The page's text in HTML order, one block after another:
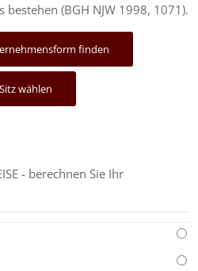
(BGH NJW 1998, 1071).
finden
Sitz wählen
- berechnen Sie Ihr